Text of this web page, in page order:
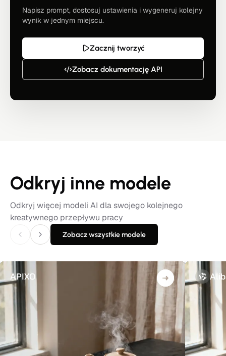
Napisz prompt, dostosuj ustawienia i wygeneruj kolejny
wynik w jednym miejscu.
Zacznij tworzyć
Zobacz dokumentację API
Odkryj inne modele
Odkryj więcej modeli AI dla swojego kolejnego
kreatywnego przepływu pracy
Zobacz wszystkie modele
APIXO